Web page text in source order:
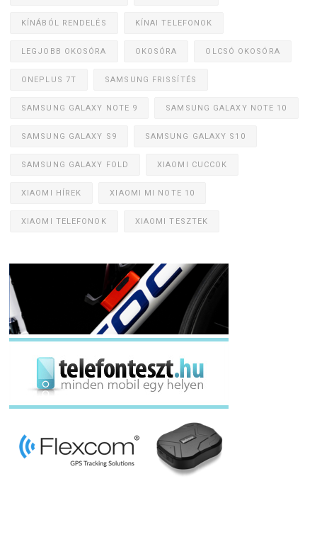
KÍNÁBÓL RENDELÉS KÍNAI TELEFONOK
LEGJOBB OKOSÓRA OKOSÓRA OLCSÓ OKOSÓRA
ONEPLUS 7T SAMSUNG FRISSÍTÉS
SAMSUNG GALAXY NOTE 9 SAMSUNG GALAXY NOTE 10
SAMSUNG GALAXY S9 SAMSUNG GALAXY S10
SAMSUNG GALAXY FOLD XIAOMI CUCCOK
XIAOMI HÍREK XIAOMI MI NOTE 10
XIAOMI TELEFONOK XIAOMI TESZTEK